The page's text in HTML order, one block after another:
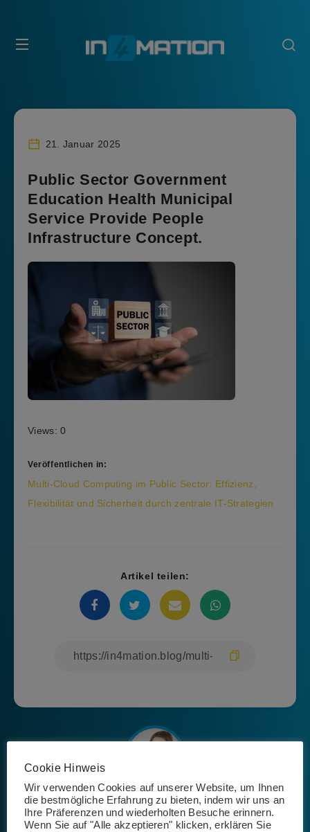
21. Januar 2025
Public Sector Government
Education Health Municipal
Service Provide People
Infrastructure Concept.
Views: 0
Veröffentlichen in:
Beitragsnavigation
Multi-Cloud Computing im Public Sector: Effizienz,
Flexibilität und Sicherheit durch zentrale IT-Strategien
Artikel teilen:
Josephin Riemer
Cookie Hinweis
Wir verwenden Cookies auf unserer Website, um Ihnen
die bestmögliche Erfahrung zu bieten, indem wir uns an
Ihre Präferenzen und wiederholten Besuche erinnern.
Wenn Sie auf "Alle akzeptieren" klicken, erklären Sie